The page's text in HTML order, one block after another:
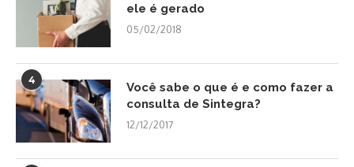
ele é gerado
05/02/2018
4
Você sabe o que é e como fazer a
consulta de Sintegra?
12/12/2017